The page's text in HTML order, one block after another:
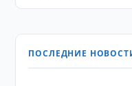
ПОСЛЕДНИЕ